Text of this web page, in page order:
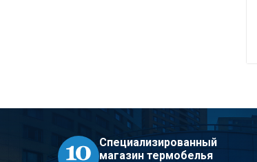
Специализированный
магазин термобелья